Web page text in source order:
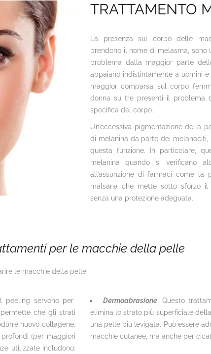
TRATTAMENTO
La presenza sul corpo delle
prendono il nome di melasma, sono
problema dalla maggior parte
appaiano indistintamente a uomini
maggior comparsa sul corpo
donna su tre presenti il problema
specifica del corpo.
Un’eccessiva pigmentazione della
di melanina da parte dei
questa funzione. In particolare,
melanina quando si verificano
all’assunzione di farmaci come la
malsana che mette sotto sforzo il
senza una protezione adeguata.
per le macchie della pelle
le macchie della pelle:
peeling servono per
che gli strati
nuovo collagene.
(per maggiori
utilizzate includono:
Dermoabrasione. Questo
elimina lo strato più superficiale
una pelle più levigata. Può essere
macchie cutanee, ma anche per